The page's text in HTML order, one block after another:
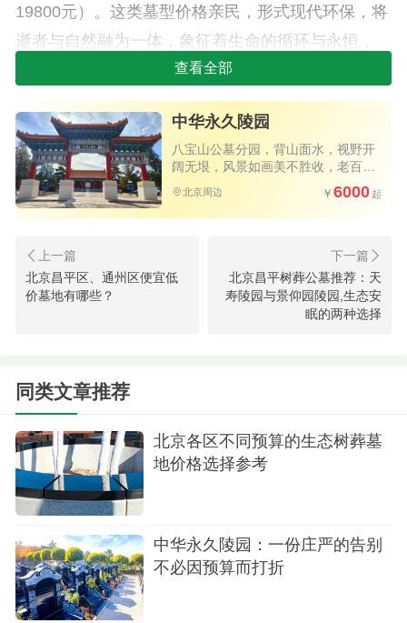
19800元）。这类墓型价格亲民，形式现代环保，将
逝者与自然融为一体，象征着生命的循环与永恒，
特别受到崇尚简约、注重环保理念的年轻家庭青
睐，是性价比极高的选择。
2.中档主流型墓型是市场选择的绝对主力，完美
平衡了美观、传统与价格。此档位的生态卧碑（如
福润园生态卧碑，约23800元）和艺术卧碑（如德净
小巧精致的卧式碑型，节省土地的同时，设计更显
艺术化与个性化，周边配以绿化景观，环境清幽雅
致。此外，海棠苑的归安（约31800元）、德净园的
预期，是认可度最高、选择最广泛的品类。
查看全部
中华永久陵园
八宝山公墓分园，背山面水，视野开
阔无垠，风景如画美不胜收，老百姓
买得起的优质公墓，公交直达园区大
门，祭扫方便
北京周边 6000
北京昌平区、通州区便宜低
价墓地有哪些？
北京昌平树葬公墓推荐：天
寿陵园与景仰园陵园,生态安
眠的两种选择
同类文章推荐
北京各区不同预算的生态树葬墓
地价格选择参考
中华永久陵园：一份庄严的告别
不必因预算而打折